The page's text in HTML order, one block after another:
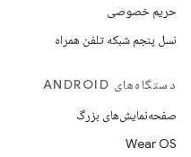
حریم خصوصی
نسل پنجم شبکه تلفن همراه
دستگاه‌های ANDROID
صفحه‌نمایش‌های بزرگ
Wear OS